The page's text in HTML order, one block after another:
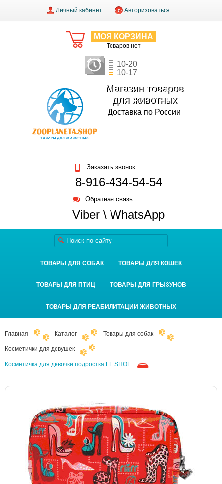
Личный кабинет Авторизоваться
МОЯ КОРЗИНА
Товаров нет
10-20
10-17
Магазин товаров
для животных
Доставка по России
Заказать звонок
8-916-434-54-54
Обратная связь
Viber \ WhatsApp
ТОВАРЫ ДЛЯ СОБАК ТОВАРЫ ДЛЯ КОШЕК
ТОВАРЫ ДЛЯ ПТИЦ ТОВАРЫ ДЛЯ ГРЫЗУНОВ
ТОВАРЫ ДЛЯ РЕАБИЛИТАЦИИ ЖИВОТНЫХ
Главная Каталог Товары для собак
Косметички для девушек
Косметичка для девочки подростка LE SHOE